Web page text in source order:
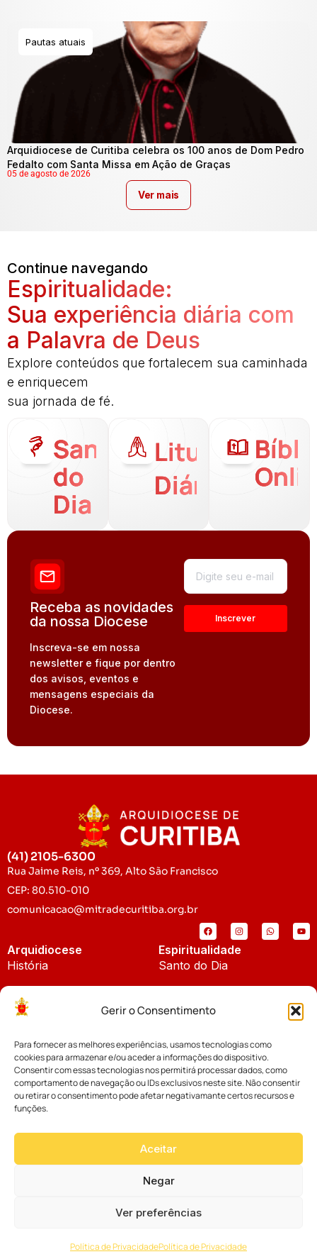
Gerir o Consentimento
Para fornecer as melhores experiências, usamos tecnologias como
cookies para armazenar e/ou aceder a informações do dispositivo.
Consentir com essas tecnologias nos permitirá processar dados, como
comportamento de navegação ou IDs exclusivos neste site. Não consentir
ou retirar o consentimento pode afetar negativamante certos recursos e
funções.
Aceitar
Negar
Ver preferências
Política de PrivacidadePolítica de Privacidade
Pautas atuais
Arquidiocese de Curitiba celebra os 100 anos de Dom Pedro
Fedalto com Santa Missa em Ação de Graças
05 de agosto de 2026
Ver mais
Continue navegando
Espiritualidade:
Sua experiência diária com
a Palavra de Deus
Explore conteúdos que fortalecem sua caminhada
e enriquecem
sua jornada de fé.
Santo
do
Dia
Liturgia
Diária
Receba as novidades
da nossa Diocese
Inscreva-se em nossa
newsletter e fique por dentro
dos avisos, eventos e
mensagens especiais da
Diocese.
(41) 2105-6300
Rua Jaime Reis, nº 369, Alto São Francisco
CEP: 80.510-010
comunicacao@mitradecuritiba.org.br
Arquidiocese
História
Padroeira
Espiritualidade
Santo do Dia
Notícias
Notícias da Arquidiocese
Notícias Cáritas
Palavra dos Bispos
Cúria Diocesana
Fundo Diocesano
Vicariatos da Educação
Eventos
por